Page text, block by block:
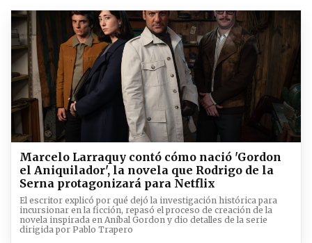
Marcelo Larraquy contó cómo nació 'Gordon
el Aniquilador', la novela que Rodrigo de la
Serna protagonizará para Netflix
El escritor explicó por qué dejó la investigación histórica para
incursionar en la ficción, repasó el proceso de creación de la
novela inspirada en Aníbal Gordon y dio detalles de la serie
dirigida por Pablo Trapero